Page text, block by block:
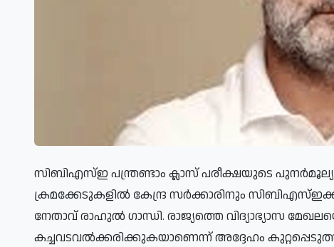
സിബിഎസ്ഇ പന്ത്രണ്ടാം ക്ലാസ് പരീക്ഷയുടെ
ക്രമക്കേടുകളിൽ കേന്ദ്ര സർക്കാരിനും
നേതാവ് രാഹുൽ ഗാന്ധി. രാജ്യത്തെ വിദ്യാഭ്യാസ
കച്ചവടവൽക്കരിക്കുകയാണെന്ന് അദ്ദേഹം